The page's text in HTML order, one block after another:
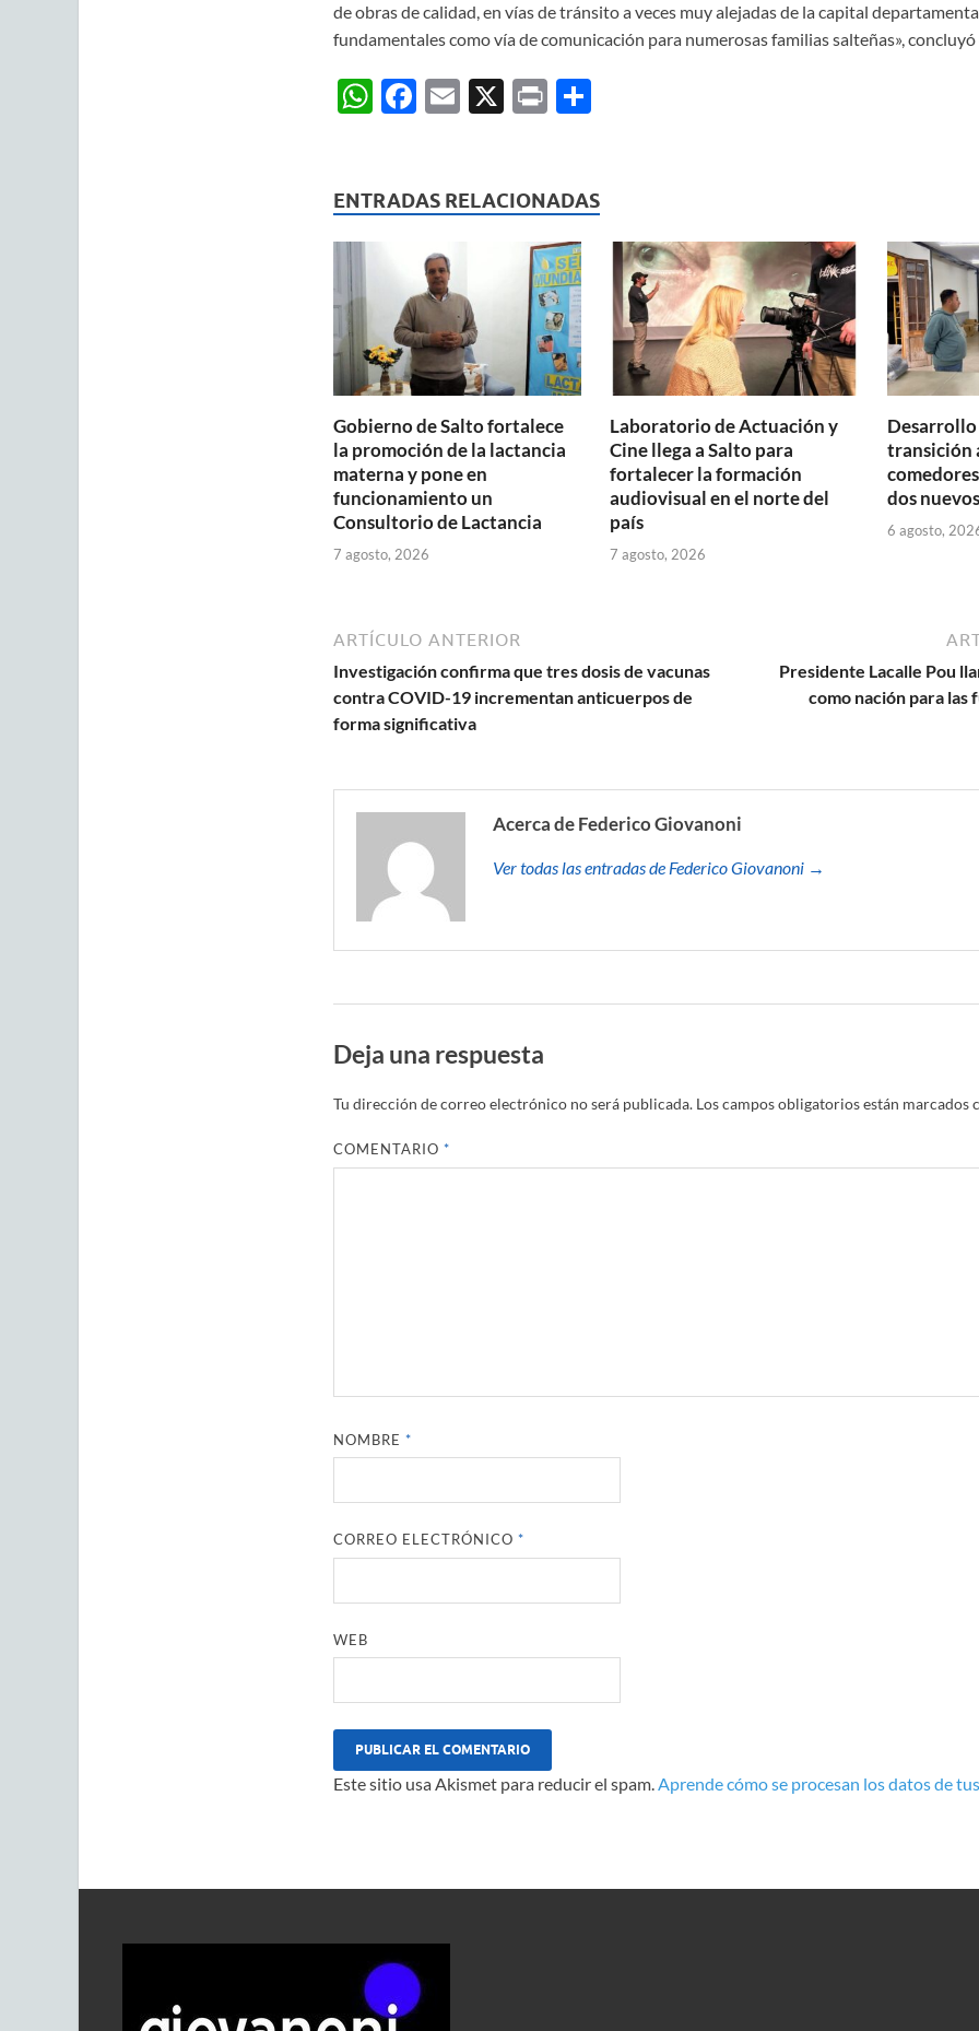
de obras de calidad, en vías de tránsito a veces muy alejadas de la capital
fundamentales como vía de comunicación para numerosas familias salteñas»,
W
s
A
p
p
F
b
o
k
E X P C
p
ar
ENTRADAS RELACIONADAS
Gobierno de Salto fortalece
la promoción de la lactancia
materna y pone en
funcionamiento un
Consultorio de Lactancia
7 agosto, 2026
Laboratorio de Actuación y
Cine llega a Salto para
fortalecer la formación
audiovisual en el norte del
país
7 agosto, 2026
Desarrollo
transición
dos
6 agosto,
ARTÍCULO ANTERIOR
Investigación confirma que tres dosis de vacunas
contra COVID-19 incrementan anticuerpos de
forma significativa
Presidente Lacalle Pou
como nación para las
Acerca de Federico Giovanoni
Ver todas las entradas de Federico Giovanoni →
Deja una respuesta
Tu dirección de correo electrónico no será publicada. Los campos obligatorios están marcados
COMENTARIO *
NOMBRE *
CORREO ELECTRÓNICO *
WEB
Este sitio usa Akismet para reducir el spam.Aprende cómo se procesan los datos de